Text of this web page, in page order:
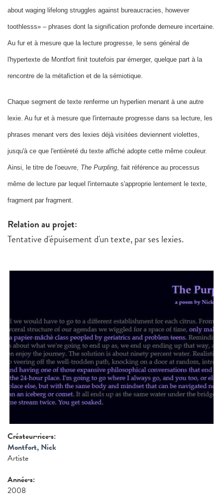
about waging lifelong struggles against bureaucracies, however
toothlesss» – phrases dont la signification profonde demeure incertaine.
Au fur et à mesure que la lecture progresse, le sens général de
l'hypertexte de Montfort finit toutefois par émerger, quelque part à la
rencontre de la métafiction et de la sémiotique.
Chaque segment de texte renferme un hyperlien menant à une autre
lexie. Au fur et à mesure que l'internaute progresse dans sa lecture, les
phrases menant vers des lexies déjà visitées deviennent violettes,
jusqu'à ce que l'entièreté du texte affiché adopte cette même couleur.
Ainsi, le titre de l'oeuvre, The Purpling, fait référence au processus
même de lecture par lequel l'internaute s'approprie lentement le texte,
fragment par fragment.
Relation au projet:
Tentative d'épuisement d'un texte, par ses lexies.
Créateur·rice·s:
Montfort, Nick
Artiste
Année·s:
2008